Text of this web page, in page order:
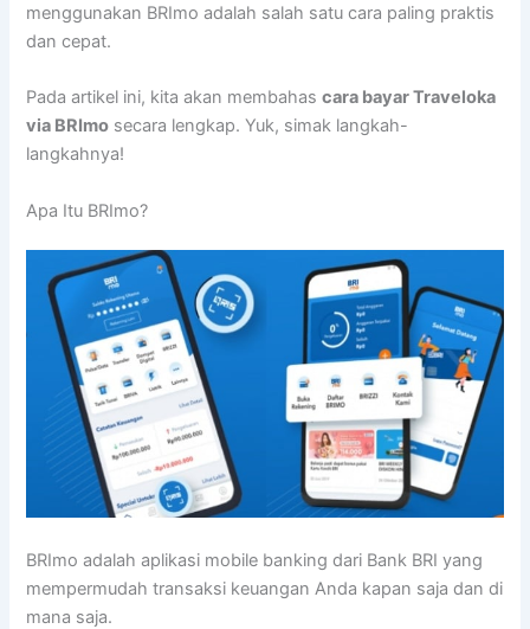
menggunakan BRImo adalah salah satu cara paling praktis
dan cepat.
Pada artikel ini, kita akan membahascara bayar Traveloka
via BRImo secara lengkap. Yuk, simak langkah-
langkahnya!
Apa Itu BRImo?
BRImo adalah aplikasi mobile banking dari Bank BRI yang
mempermudah transaksi keuangan Anda kapan saja dan di
mana saja.